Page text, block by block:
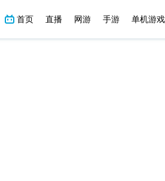
首页 直播 网游 手游 单机游戏
首页 直播 网游 手游 单机游戏